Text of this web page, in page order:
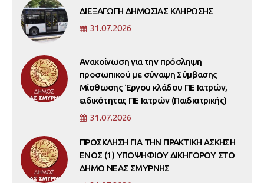
ΔΙΕΞΑΓΩΓΗ ΔΗΜΟΣΙΑΣ ΚΛΗΡΩΣΗΣ
31.07.2026
Ανακοίνωση για την πρόσληψη
προσωπικού με σύναψη Σύμβασης
Μίσθωσης Έργου κλάδου ΠΕ Ιατρών,
ειδικότητας ΠΕ Ιατρών (Παιδιατρικής)
31.07.2026
ΠΡΟΣΚΛΗΣΗ ΓΙΑ ΤΗΝ ΠΡΑΚΤΙΚΗ ΑΣΚΗΣΗ
ΕΝΟΣ (1) ΥΠΟΨΗΦΙΟΥ ΔΙΚΗΓΟΡΟΥ ΣΤΟ
ΔΗΜΟ ΝΕΑΣ ΣΜΥΡΝΗΣ